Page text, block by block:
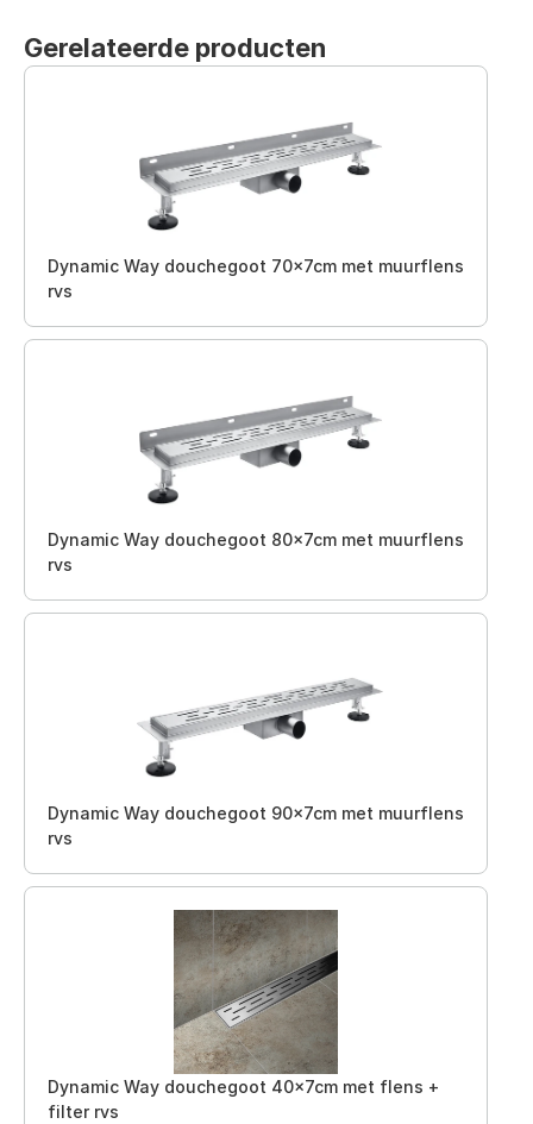
Gerelateerde producten
Dynamic Way douchegoot 70x7cm met muurflens
rvs
Dynamic Way douchegoot 80x7cm met muurflens
rvs
Dynamic Way douchegoot 90x7cm met muurflens
rvs
Dynamic Way douchegoot 40x7cm met flens +
filter rvs